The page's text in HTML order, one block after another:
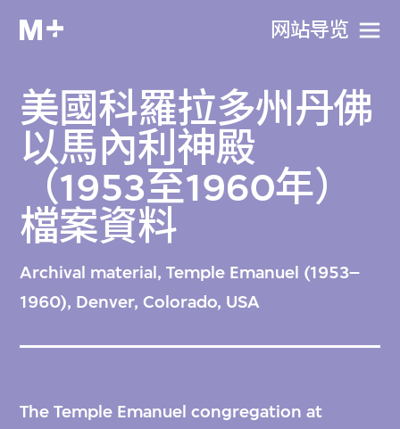
网站导览
美國科羅拉多州丹佛
以馬內利神殿
（1953至1960年）
檔案資料
Archival material, Temple Emanuel (1953–
1960), Denver, Colorado, USA
The Temple Emanuel congregation at